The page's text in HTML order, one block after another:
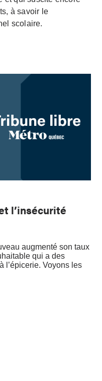
à savoir le
scolaire.
l’insécurité
augmenté son taux
qui a des
l’épicerie. Voyons les